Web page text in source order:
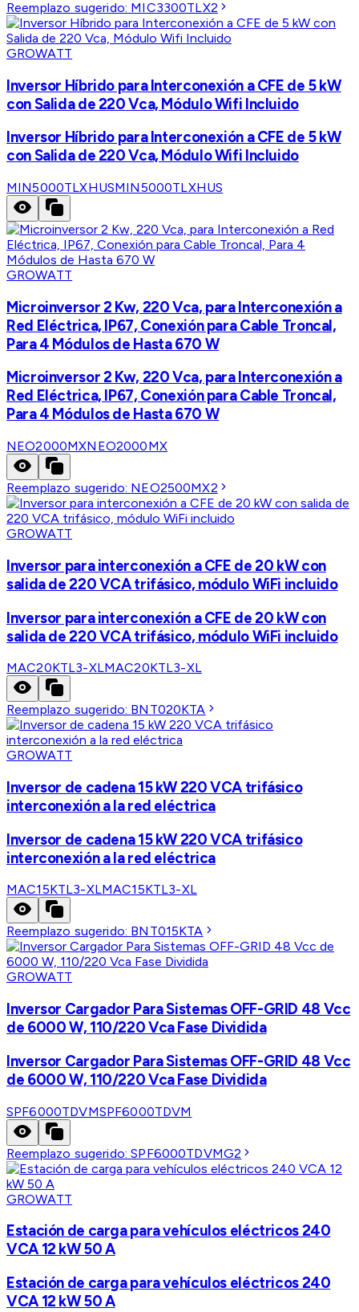
Reemplazo sugerido: MIC3300TLX2
GROWATT
Inversor Híbrido para Interconexión a CFE de 5 kW
con Salida de 220 Vca, Módulo Wifi Incluido
Inversor Híbrido para Interconexión a CFE de 5 kW
con Salida de 220 Vca, Módulo Wifi Incluido
MIN5000TLXHUSMIN5000TLXHUS
GROWATT
Microinversor 2 Kw, 220 Vca, para Interconexión a
Red Eléctrica, IP67, Conexión para Cable Troncal,
Para 4 Módulos de Hasta 670 W
Microinversor 2 Kw, 220 Vca, para Interconexión a
Red Eléctrica, IP67, Conexión para Cable Troncal,
Para 4 Módulos de Hasta 670 W
NEO2000MXNEO2000MX
Reemplazo sugerido: NEO2500MX2
GROWATT
Inversor para interconexión a CFE de 20 kW con
salida de 220 VCA trifásico, módulo WiFi incluido
Inversor para interconexión a CFE de 20 kW con
salida de 220 VCA trifásico, módulo WiFi incluido
MAC20KTL3-XLMAC20KTL3-XL
Reemplazo sugerido: BNT020KTA
GROWATT
Inversor de cadena 15 kW 220 VCA trifásico
interconexión a la red eléctrica
Inversor de cadena 15 kW 220 VCA trifásico
interconexión a la red eléctrica
MAC15KTL3-XLMAC15KTL3-XL
Reemplazo sugerido: BNT015KTA
GROWATT
Inversor Cargador Para Sistemas OFF-GRID 48 Vcc
de 6000 W, 110/220 Vca Fase Dividida
Inversor Cargador Para Sistemas OFF-GRID 48 Vcc
de 6000 W, 110/220 Vca Fase Dividida
SPF6000TDVMSPF6000TDVM
Reemplazo sugerido:SPF6000TDVMG2
GROWATT
Estación de carga para vehículos eléctricos 240
VCA 12 kW 50 A
Estación de carga para vehículos eléctricos 240
VCA 12 kW 50 A